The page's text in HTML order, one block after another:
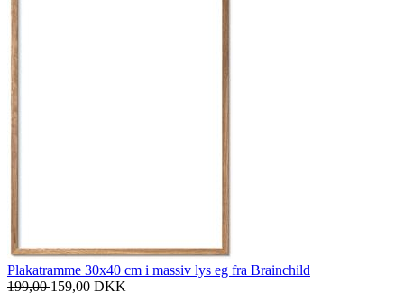
Plakatramme 30x40 cm i massiv lys eg fra Brainchild
199,00159,00 DKK